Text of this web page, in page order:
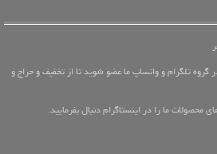
تلگرام و واتساپ ما عضو شوید تا از تخفیف و حراج و
ما را در اینستاگرام دنبال بفرمایید.